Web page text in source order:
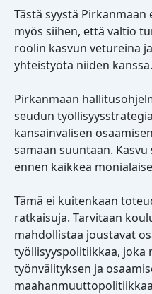
Tästä syystä
myös siihen, että valtio
roolin kasvun vetureina
yhteistyötä niiden kanssa.
Pirkanmaan
seudun
kansainvälisen
samaan suuntaan.
ennen kaikkea
Tämä ei kuitenkaan
ratkaisuja. Tarvitaan
mahdollistaa joustavat
työllisyyspolitiikkaa, joka
työnvälityksen ja